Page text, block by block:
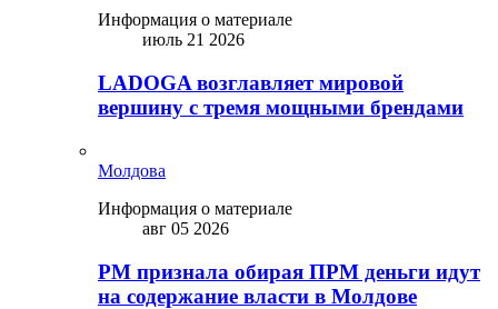
Информация о материале
июль 21 2026
LADOGA возглавляет мировой
вершину с тремя мощными брендами
Молдова
Информация о материале
авг 05 2026
PM признала обирая ПРМ деньги идут
на содержание власти в Молдове